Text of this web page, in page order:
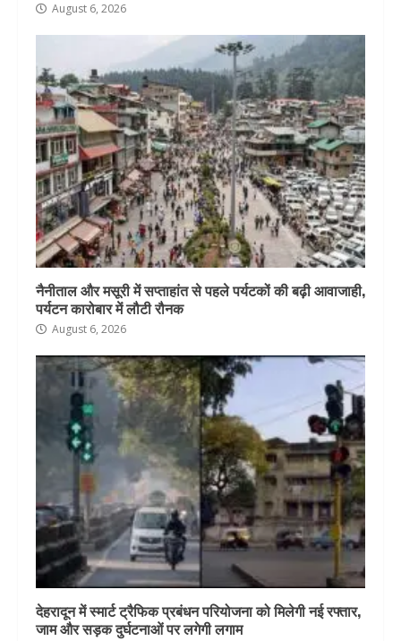
August 6, 2026
नैनीताल और मसूरी में सप्ताहांत से पहले पर्यटकों की बढ़ी आवाजाही,
पर्यटन कारोबार में लौटी रौनक
August 6, 2026
देहरादून में स्मार्ट ट्रैफिक प्रबंधन परियोजना को मिलेगी नई रफ्तार,
जाम और सड़क दुर्घटनाओं पर लगेगी लगाम